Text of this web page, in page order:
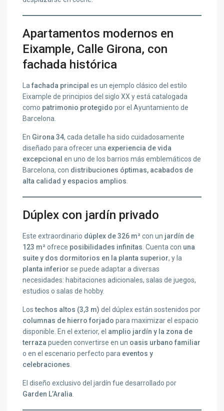
Apartamentos modernos en
Eixample, Calle Girona, con
fachada histórica
Lafachada principal es un ejemplo clásico del estilo
Eixample de principios del siglo XX y está catalogada
como patrimonio protegido por el Ayuntamiento de
Barcelona.
En Girona 34, cada detalle ha sido cuidadosamente
diseñado para ofrecer una experiencia de vida
excepcional en uno de los barrios más emblemáticos de
Barcelona, con distribuciones óptimas, acabados de
alta calidad y espacios amplios
Dúplex con jardín privado
Este extraordinario dúplex de 326 m²con un jardín de
123 m²ofrece posibilidades infinitas . Cuenta con una
suite y dos dormitorios en la planta superior, y la
planta inferior se puede adaptar a diversas
necesidades: habitaciones adicionales, salas de juegos,
estudios o salas de hobby.
Lostechos altos (3,3 m) del dúplex están sostenidos por
columnas de hierro forjado para maximizar el espacio
disponible. En el exterior, el amplio jardín y la zona de
terraza pueden convertirse en un oasis urbano familiar
o en el escenario perfecto para eventos y
celebraciones
El diseño exclusivo del jardín fue desarrollado por
Garden L’Aralia